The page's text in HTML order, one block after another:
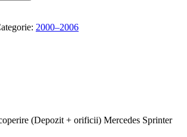
2000–2006
(Depozit + orificii) Mercedes Sprinter